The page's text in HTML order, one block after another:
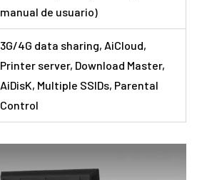
manual de usuario)
3G/4G data sharing, AiCloud,
Printer server, Download Master,
AiDisK, Multiple SSIDs, Parental
Control